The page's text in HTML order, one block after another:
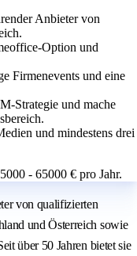
Anbieter von
Option und
Firmenevents und eine
Strategie und mache
und mindestens drei
- 65000 € pro Jahr.
von qualifizierten
und Österreich sowie
über 50 Jahren bietet sie